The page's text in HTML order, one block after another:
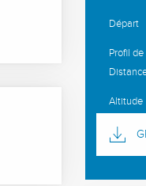
Départ
Profil
Altitude